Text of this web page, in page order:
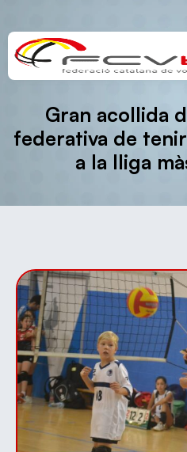
Gran acollida
federativa de
a la lliga